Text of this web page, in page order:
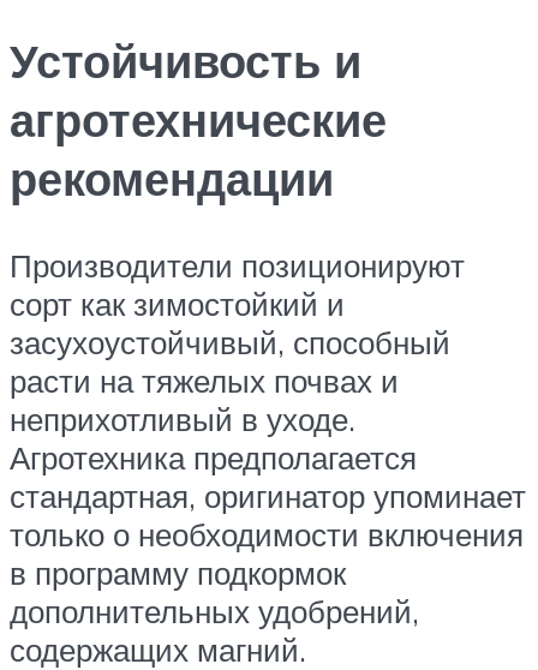
Устойчивость и
агротехнические
рекомендации
Производители позиционируют
сорт как зимостойкий и
засухоустойчивый, способный
расти на тяжелых почвах и
неприхотливый в уходе.
Агротехника предполагается
стандартная, оригинатор упоминает
только о необходимости включения
в программу подкормок
дополнительных удобрений,
содержащих магний.